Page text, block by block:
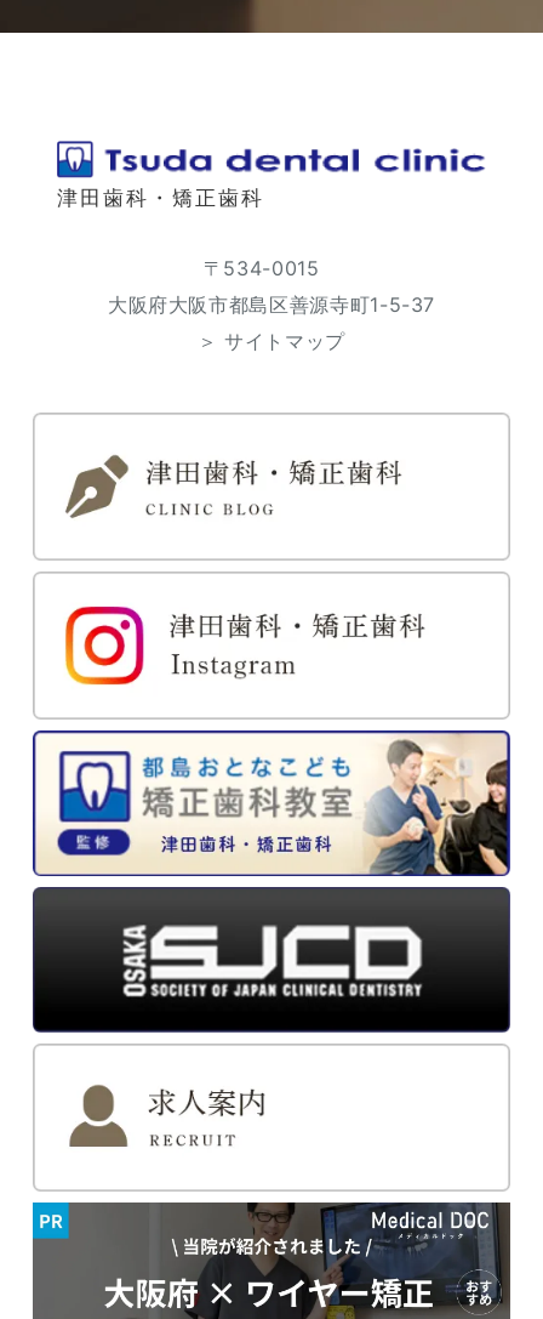
津田歯科・矯正歯科
〒534-0015
大阪府大阪市都島区善源寺町1-5-37
＞ サイトマップ